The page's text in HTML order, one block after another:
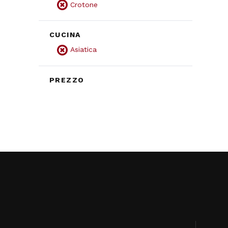
Crotone
CUCINA
Asiatica
PREZZO